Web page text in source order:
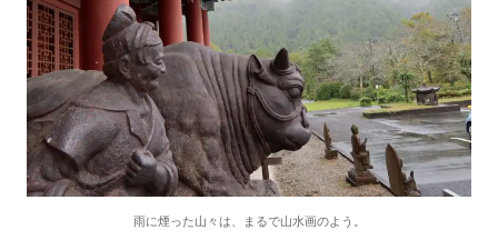
雨に煙った山々は、まるで山水画のよう。